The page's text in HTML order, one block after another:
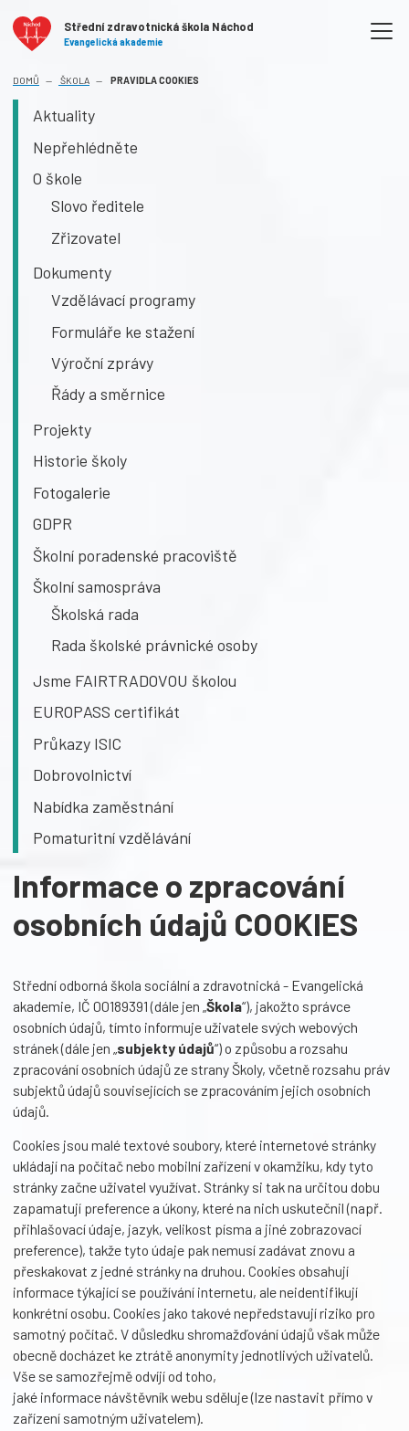
Střední zdravotnická škola Náchod
Evangelická akademie
DOMŮ ŠKOLA PRAVIDLA COOKIES
Aktuality
Nepřehlédněte
O škole
Slovo ředitele
Zřizovatel
Dokumenty
Vzdělávací programy
Formuláře ke stažení
Výroční zprávy
Řády a směrnice
Projekty
Historie školy
Fotogalerie
GDPR
Školní poradenské pracoviště
Školní samospráva
Školská rada
Rada školské právnické osoby
Jsme FAIRTRADOVOU školou
EUROPASS certifikát
Průkazy ISIC
Dobrovolnictví
Nabídka zaměstnání
Pomaturitní vzdělávání
Informace o zpracování
osobních údajů COOKIES
Střední odborná škola sociální a zdravotnická - Evangelická
akademie, IČ 00189391 (dále jen „Škola“), jakožto správce
osobních údajů, tímto informuje uživatele svých webových
stránek (dále jen „subjekty údajů“) o způsobu a rozsahu
zpracování osobních údajů ze strany Školy, včetně rozsahu práv
subjektů údajů souvisejících se zpracováním jejich osobních
údajů.
Cookies jsou malé textové soubory, které internetové stránky
ukládají na počítač nebo mobilní zařízení v okamžiku, kdy tyto
stránky začne uživatel využívat. Stránky si tak na určitou dobu
zapamatují preference a úkony, které na nich uskutečnil (např.
přihlašovací údaje, jazyk, velikost písma a jiné zobrazovací
preference), takže tyto údaje pak nemusí zadávat znovu a
přeskakovat z jedné stránky na druhou. Cookies obsahují
informace týkající se používání internetu, ale neidentifikují
konkrétní osobu. Cookies jako takové nepředstavují riziko pro
samotný počítač. V důsledku shromažďování údajů však může
obecně docházet ke ztrátě anonymity jednotlivých uživatelů.
Vše se samozřejmě odvíjí od toho,
jaké informace návštěvník webu sděluje (lze nastavit přímo v
zařízení samotným uživatelem).